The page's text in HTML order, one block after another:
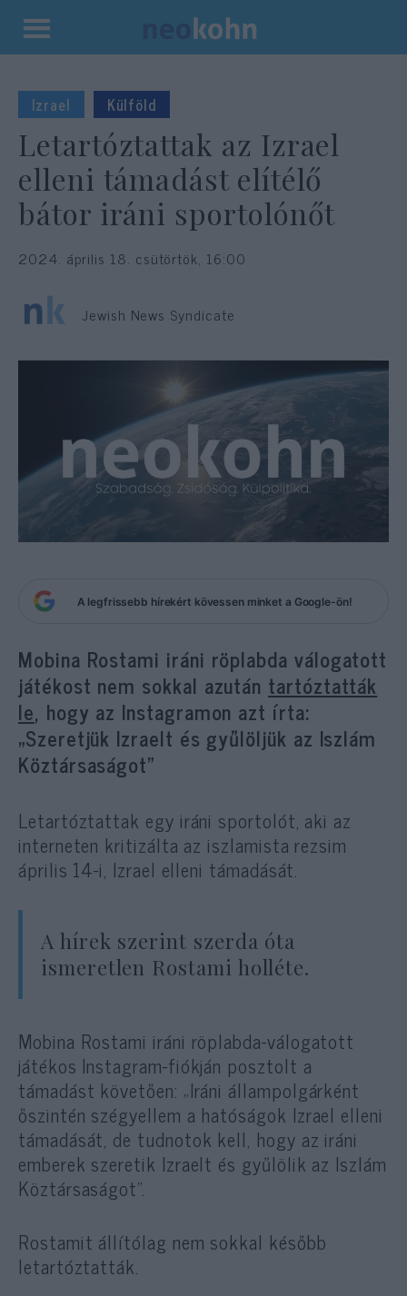
Kilépés
tartalomba
Izrael Külföld
Letartóztattak az Izrael
elleni támadást elítélő
bátor iráni sportolónőt
2024. április 18. csütörtök, 16:00
Jewish News Syndicate
A legfrissebb hírekért kövessen minket a Google-ön!
Mobina Rostami iráni röplabda válogatott
játékost nem sokkal azután tartóztatták
le, hogy az Instagramon azt írta:
„Szeretjük Izraelt és gyűlöljük az Iszlám
Köztársaságot”
Letartóztattak egy iráni sportolót, aki az
interneten kritizálta az iszlamista rezsim
április 14-i, Izrael elleni támadását.
A hírek szerint szerda óta
ismeretlen Rostami holléte.
Mobina Rostami iráni röplabda-válogatott
játékos Instagram-fiókján posztolt a
támadást követően: „Iráni állampolgárként
őszintén szégyellem a hatóságok Izrael elleni
támadását, de tudnotok kell, hogy az iráni
emberek szeretik Izraelt és gyűlölik az Iszlám
Köztársaságot”.
Rostamit állítólag nem sokkal később
letartóztatták.